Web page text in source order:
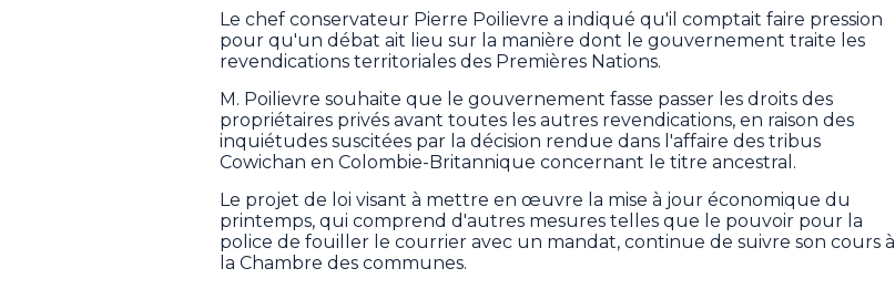
Le chef conservateur Pierre Poilievre a indiqué qu'il comptait faire pression
pour qu'un débat ait lieu sur la manière dont le gouvernement traite les
revendications territoriales des Premières Nations.
M. Poilievre souhaite que le gouvernement fasse passer les droits des
propriétaires privés avant toutes les autres revendications, en raison des
inquiétudes suscitées par la décision rendue dans l'affaire des tribus
Cowichan en Colombie-Britannique concernant le titre ancestral.
Le projet de loi visant à mettre en œuvre la mise à jour économique du
printemps, qui comprend d'autres mesures telles que le pouvoir pour la
police de fouiller le courrier avec un mandat, continue de suivre son cours à
la Chambre des communes.